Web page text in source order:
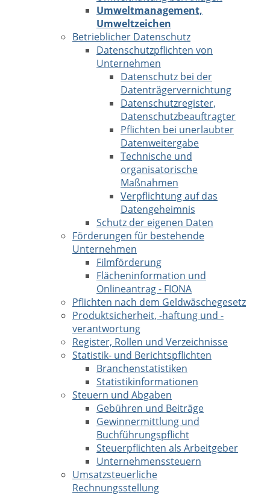
Umweltmanagement,
Umweltzeichen
Betrieblicher Datenschutz
Datenschutzpflichten von
Unternehmen
Datenschutz bei der
Datenträgervernichtung
Datenschutzregister,
Datenschutzbeauftragter
Pflichten bei unerlaubter
Datenweitergabe
Technische und
organisatorische
Maßnahmen
Verpflichtung auf das
Datengeheimnis
Schutz der eigenen Daten
Förderungen für bestehende
Unternehmen
Filmförderung
Flächeninformation und
Onlineantrag - FIONA
Pflichten nach dem Geldwäschegesetz
Produktsicherheit, -haftung und -
verantwortung
Register, Rollen und Verzeichnisse
Statistik- und Berichtspflichten
Branchenstatistiken
Statistikinformationen
Steuern und Abgaben
Gebühren und Beiträge
Gewinnermittlung und
Buchführungspflicht
Steuerpflichten als Arbeitgeber
Unternehmenssteuern
Umsatzsteuerliche
Rechnungsstellung